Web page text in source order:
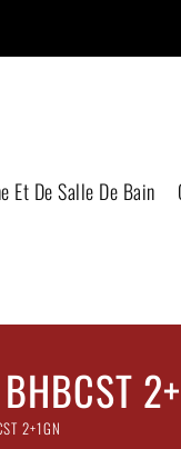
Et De Salle De Bain
2+1GN